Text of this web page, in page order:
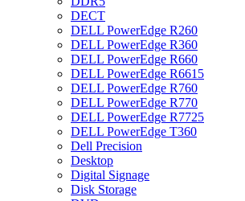
DECT
DELL PowerEdge R260
DELL PowerEdge R360
DELL PowerEdge R660
DELL PowerEdge R6615
DELL PowerEdge R760
DELL PowerEdge R770
DELL PowerEdge R7725
DELL PowerEdge T360
Dell Precision
Desktop
Digital Signage
Disk Storage